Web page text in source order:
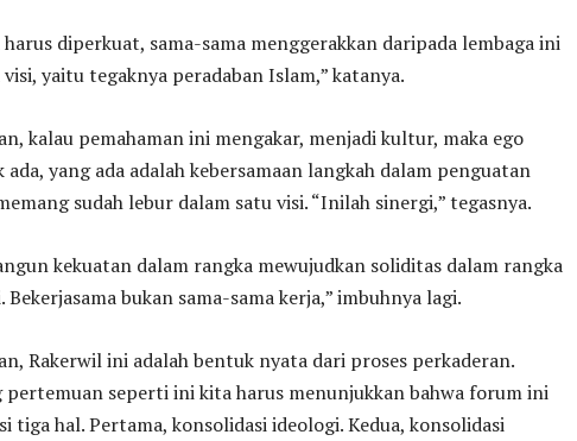
diperkuat, sama-sama menggerakkan daripada lembaga ini
yaitu tegaknya peradaban Islam,” katanya.
kalau pemahaman ini mengakar, menjadi kultur, maka ego
yang ada adalah kebersamaan langkah dalam penguatan
sudah lebur dalam satu visi. “Inilah sinergi,” tegasnya.
kekuatan dalam rangka mewujudkan soliditas dalam rangka
Bekerjasama bukan sama-sama kerja,” imbuhnya lagi.
Rakerwil ini adalah bentuk nyata dari proses perkaderan.
pertemuan seperti ini kita harus menunjukkan bahwa forum ini
tiga hal. Pertama, konsolidasi ideologi. Kedua, konsolidasi